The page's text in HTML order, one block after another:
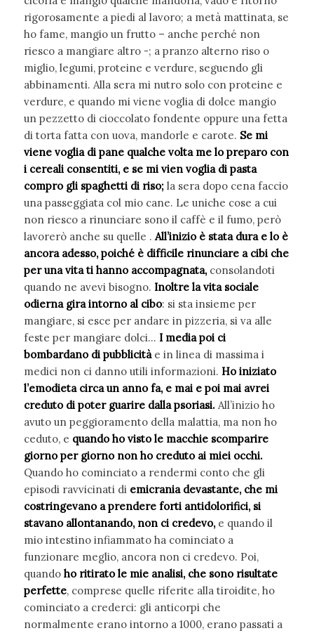
rigorosamente a piedi al lavoro; a metà mattinata, se
ho fame, mangio un frutto – anche perché non
riesco a mangiare altro -; a pranzo alterno riso o
miglio, legumi, proteine e verdure, seguendo gli
abbinamenti. Alla sera mi nutro solo con proteine e
verdure, e quando mi viene voglia di dolce mangio
un pezzetto di cioccolato fondente oppure una fetta
di torta fatta con uova, mandorle e carote. Se mi
viene voglia di pane qualche volta me lo preparo con
i cereali consentiti, e se mi vien voglia di pasta
compro gli spaghetti di riso;la sera dopo cena faccio
una passeggiata col mio cane. Le uniche cose a cui
non riesco a rinunciare sono il caffè e il fumo, però
lavorerò anche su quelle .All’inizio è stata dura e lo è
ancora adesso, poiché è difficile rinunciare a cibi che
per una vita ti hanno accompagnata,consolandoti
quando ne avevi bisogno. Inoltre la vita sociale
odierna gira intorno al cibo: si sta insieme per
mangiare, si esce per andare in pizzeria, si va alle
feste per mangiare dolci… I media poi ci
bombardano di pubblicità e in linea di massima i
medici non ci danno utili informazioni. Ho iniziato
l’emodieta circa un anno fa, e mai e poi mai avrei
creduto di poter guarire dalla psoriasi.All’inizio ho
avuto un peggioramento della malattia, ma non ho
ceduto, e quando ho visto le macchie scomparire
giorno per giorno non ho creduto ai miei occhi.
Quando ho cominciato a rendermi conto che gli
episodi ravvicinati di emicrania devastante, che mi
costringevano a prendere forti antidolorifici, si
stavano allontanando, non ci credevo,e quando il
mio intestino infiammato ha cominciato a
funzionare meglio, ancora non ci credevo. Poi,
quando ho ritirato le mie analisi, che sono risultate
perfette, comprese quelle riferite alla tiroidite, ho
cominciato a crederci: gli anticorpi che
normalmente erano intorno a 1000, erano passati a